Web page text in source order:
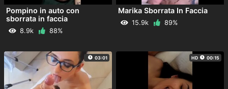
Pompino in auto con
sborrata in faccia
8.9k 88%
Marika Sborrata In Faccia
15.9k 89%
03:01 HD 00:15